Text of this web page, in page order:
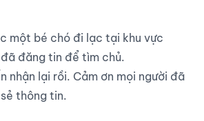
đăng tin để tìm chủ.
nhận lại rồi. Cảm ơn mọi người đã
thông tin.